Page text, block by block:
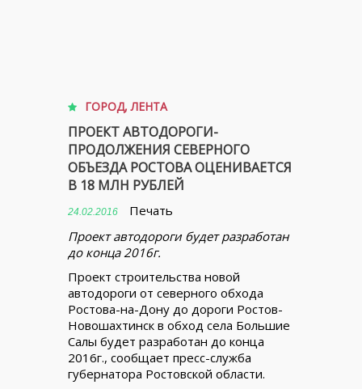
ГОРОД,ЛЕНТА
ПРОЕКТ АВТОДОРОГИ-
ПРОДОЛЖЕНИЯ СЕВЕРНОГО
ОБЪЕЗДА РОСТОВА ОЦЕНИВАЕТСЯ
В 18 МЛН РУБЛЕЙ
24.02.2016
Печать
Проект автодороги будет разработан
до конца 2016г.
Проект строительства новой
автодороги от северного обхода
Ростова-на-Дону до дороги Ростов-
Новошахтинск в обход села Большие
Салы будет разработан до конца
2016г., сообщает пресс-служба
губернатора Ростовской области.